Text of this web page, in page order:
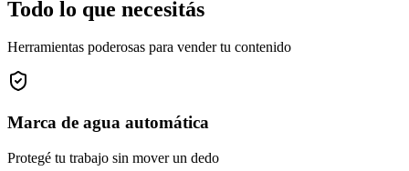
Todo lo que necesitás
Herramientas poderosas para vender tu contenido
Marca de agua automática
Protegé tu trabajo sin mover un dedo